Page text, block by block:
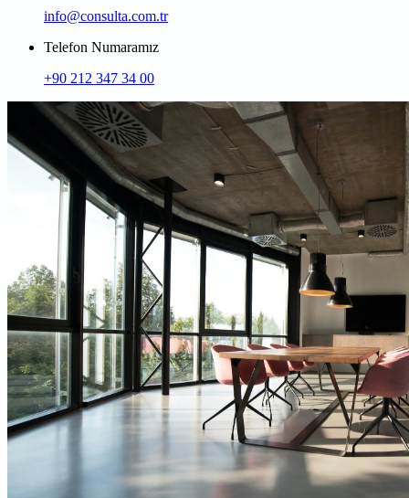
info@consulta.com.tr
Telefon Numaramız
+90 212 347 34 00